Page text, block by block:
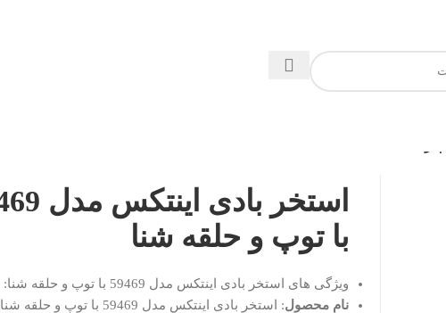
استخر بادی
با توپ و حلقه شنا
ویژگی های استخر بادی اینتکس مدل 59469 با توپ و حلقه شنا:
نام محصول: استخر بادی اینتکس مدل 59469 با توپ و حلقه شنا